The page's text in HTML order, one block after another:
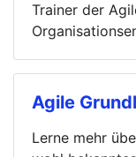
Trainer der
Agile
Lerne mehr